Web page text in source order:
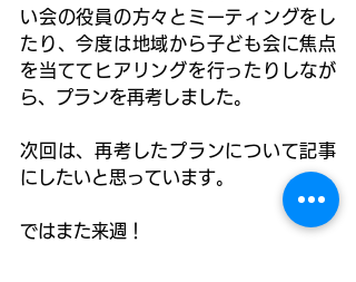
い会の役員の方々とミーティングをし
たり、今度は地域から子ども会に焦点
を当ててヒアリングを行ったりしなが
ら、プランを再考しました。
次回は、再考したプランについて記事
にしたいと思っています。
ではまた来週！